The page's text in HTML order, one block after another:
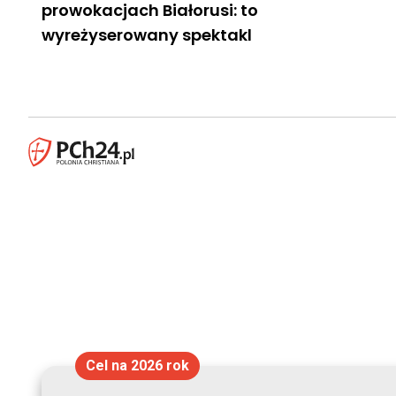
prowokacjach Białorusi: to
wyreżyserowany spektakl
Cel na 2026 rok